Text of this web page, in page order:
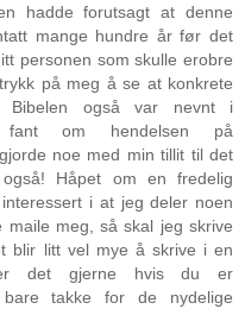
hadde forutsagt at denne
mange hundre år før det
personen som skulle erobre
på meg å se at konkrete
også var nevnt i
fant om hendelsen på
noe med min tillit til det
Håpet om en fredelig
i at jeg deler noen
meg, så skal jeg skrive
blir litt vel mye å skrive i en
det gjerne hvis du er
takke for de nydelige